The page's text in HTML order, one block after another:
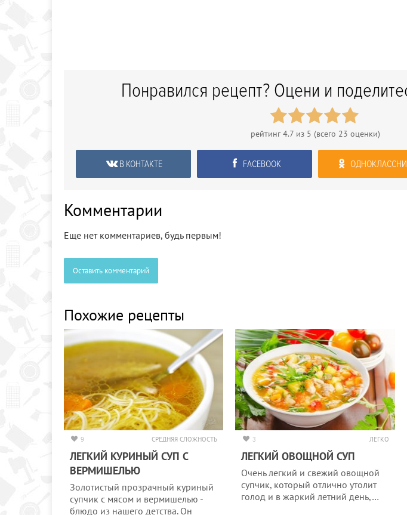
Понравился рецепт? Оцени и
рейтинг4.7из 5 (всего 23 оценки)
В КОНТАКТЕ FACEBOOK
Комментарии
Еще нет комментариев, будь первым!
Оставить комментарий
Похожие рецепты
9 СРЕДНЯЯ СЛОЖНОСТЬ
ЛЕГКИЙ КУРИНЫЙ СУП С
ВЕРМИШЕЛЬЮ
Золотистый прозрачный куриный
супчик с мясом и вермишелью -
блюдо из нашего детства. Он
3 ЛЕГКО
ЛЕГКИЙ ОВОЩНОЙ СУП
Очень легкий и свежий овощной
супчик, который отлично утолит
голод и в жаркий летний день,…